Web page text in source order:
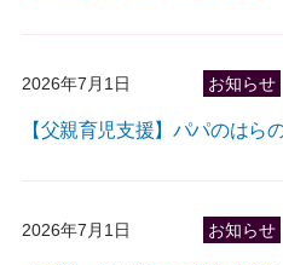
2026年7月1日 お知らせ
【父親育児支援】パパのはら
2026年7月1日 お知らせ